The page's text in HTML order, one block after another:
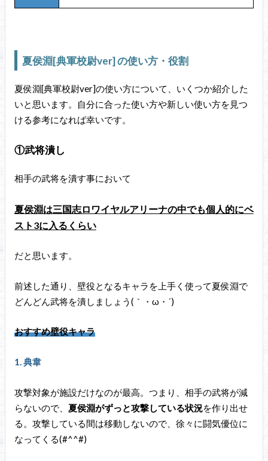
夏侯淵[典軍校尉ver] の使い方・役割
夏侯淵[典軍校尉ver]の使い方について、いくつか紹介した
いと思います。自分に合った使い方や新しい使い方を見つ
ける参考になれば幸いです。
①武将潰し
相手の武将を潰す事において
夏侯淵は三国志ロワイヤルアリーナの中でも個人的にベ
スト3に入るくらい
だと思います。
前述した通り、壁役となるキャラを上手く使って夏侯淵で
どんどん武将を潰しましょう(｀・ω・´)ゞ
おすすめ壁役キャラ
1. 典韋
攻撃対象が施設だけなのが最高。つまり、相手の武将が減
らないので、 夏侯淵がずっと攻撃している状況 を作り出せ
る。攻撃している間は移動しないので、徐々に闘気優位に
なってくる(#^^#)